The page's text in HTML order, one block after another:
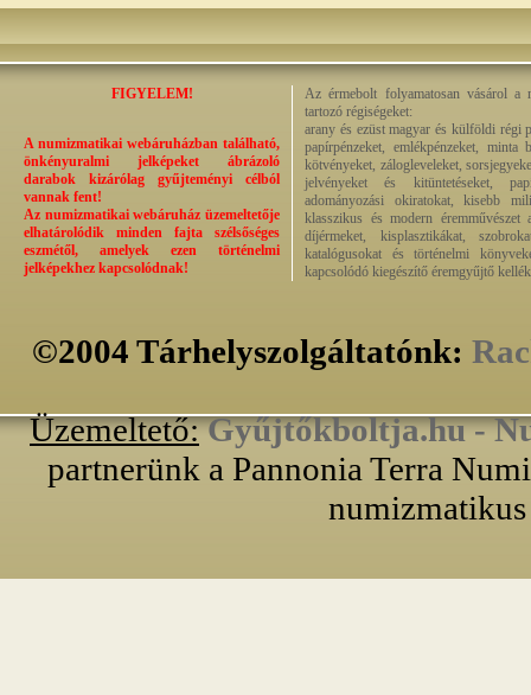
FIGYELEM!
A numizmatikai webáruházban található,
önkényuralmi jelképeket ábrázoló
darabok kizárólag gyűjteményi célból
vannak fent!
Az numizmatikai webáruház üzemeltetője
elhatárolódik minden fajta szélsőséges
eszmétől, amelyek ezen történelmi
jelképekhez kapcsolódnak!
Az érmebolt folyamatosan vásárol a
tartozó régiségeket:
arany és ezüst magyar és külföldi régi
papírpénzeket, emlékpénzeket, minta
kötvényeket, zálogleveleket,
jelvényeket és kitüntetéseket,
adományozási okiratokat, kisebb
klasszikus és modern éremművészet
díjérmeket, kisplasztikákat,
katalógusokat és történelmi
kapcsolódó kiegészítő éremgyűjtő
©2004 Tárhelyszolgáltatónk:
Üzemeltető: Gyűjtőkboltja.hu -
partnerünk a Pannonia Terra
numizmatikus